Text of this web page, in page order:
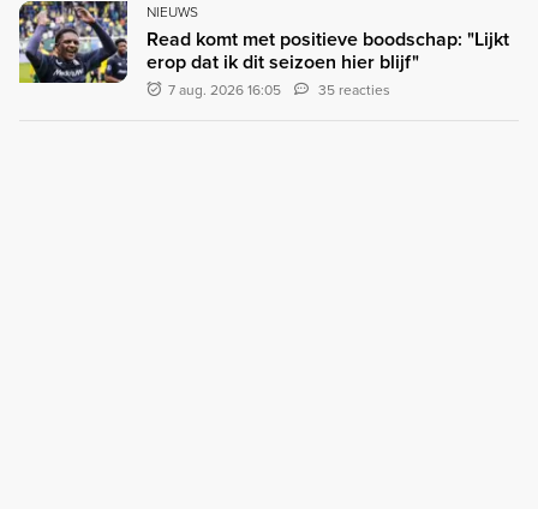
NIEUWS
Read komt met positieve boodschap: "Lijkt
erop dat ik dit seizoen hier blijf"
7 aug. 2026 16:05 35 reacties